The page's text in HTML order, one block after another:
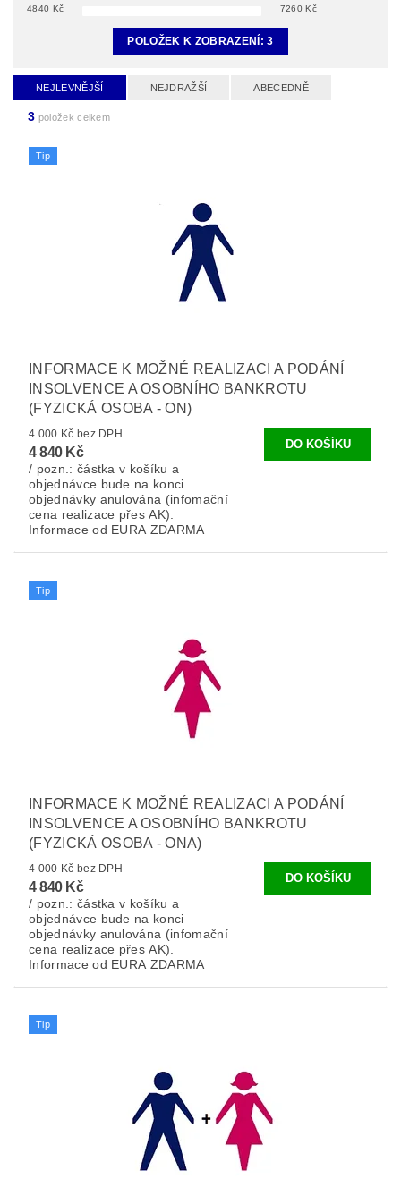
4840 Kč 7260 Kč
POLOŽEK K ZOBRAZENÍ:3
NEJLEVNĚJŠÍ NEJDRAŽŠÍ ABECEDNĚ
3 položek celkem
Tip
INFORMACE K MOŽNÉ REALIZACI A PODÁNÍ
INSOLVENCE A OSOBNÍHO BANKROTU
(FYZICKÁ OSOBA - ON)
4 000 Kč bez DPH
4 840 Kč
/ pozn.: částka v košíku a
objednávce bude na konci
objednávky anulována (infomační
cena realizace přes AK).
Informace od EURA ZDARMA
Tip
INFORMACE K MOŽNÉ REALIZACI A PODÁNÍ
INSOLVENCE A OSOBNÍHO BANKROTU
(FYZICKÁ OSOBA - ONA)
4 000 Kč bez DPH
4 840 Kč
/ pozn.: částka v košíku a
objednávce bude na konci
objednávky anulována (infomační
cena realizace přes AK).
Informace od EURA ZDARMA
Tip